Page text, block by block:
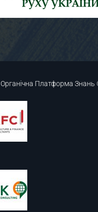
Органічна Платформа Знань